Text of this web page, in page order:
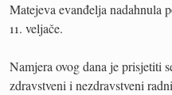
Matejeva evanđelja nadahnula
11. veljače.
Namjera ovog dana je prisjetiti
zdravstveni i nezdravstveni